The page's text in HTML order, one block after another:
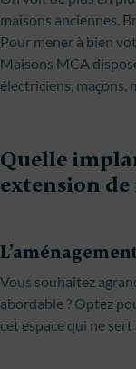
maisons anciennes.
Pour mener à bien
Maisons MCA
électriciens, maçons,
Quelle
extension de
Vous souhaitez
abordable ? Optez
cet espace qui ne